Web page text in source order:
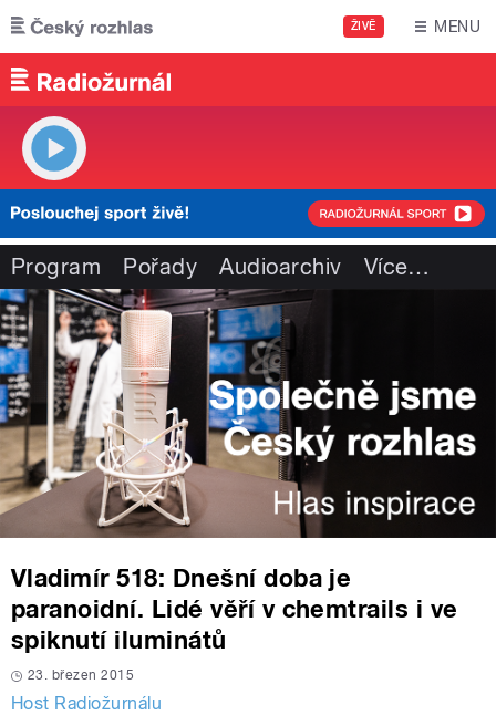
Přejít k hlavnímu obsahu
ŽIVĚ MENU
Program Pořady Audioarchiv Více…
Vladimír 518: Dnešní doba je
paranoidní. Lidé věří v chemtrails i ve
spiknutí iluminátů
23. březen 2015
Host Radiožurnálu